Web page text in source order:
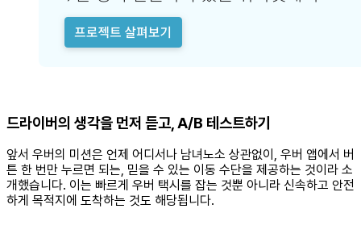
드라이버의 생각을 먼저 듣고, A/B 테스트하기
앞서 우버의 미션은 언제 어디서나 남녀노소 상관없이, 우버 앱에서 버
튼 한 번만 누르면 되는, 믿을 수 있는 이동 수단을 제공하는 것이라 소
개했습니다. 이는 빠르게 우버 택시를 잡는 것뿐 아니라 신속하고 안전
하게 목적지에 도착하는 것도 해당됩니다.